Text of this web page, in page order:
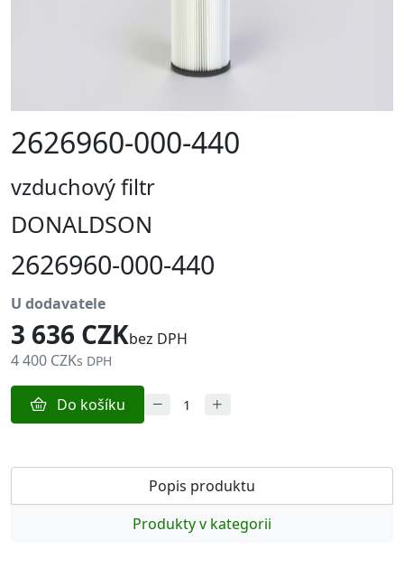
2626960-000-440
vzduchový filtr
DONALDSON
2626960-000-440
u dodavatele
3 636 CZKbez DPH
4 400 CZKs DPH
Do košíku
Popis produktu
Produkty v kategorii